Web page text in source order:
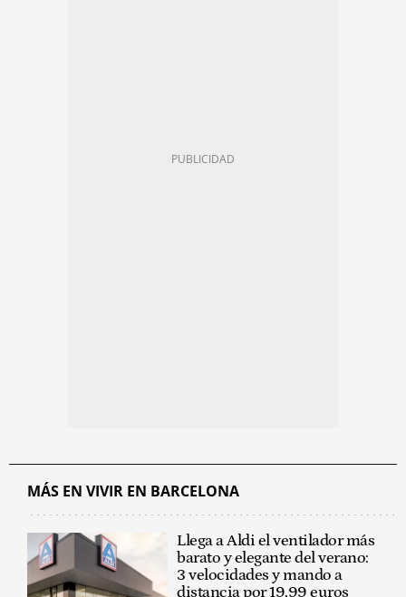
MÁS EN VIVIR EN BARCELONA
Llega a Aldi el ventilador más
barato y elegante del verano:
3 velocidades y mando a
distancia por 19,99 euros